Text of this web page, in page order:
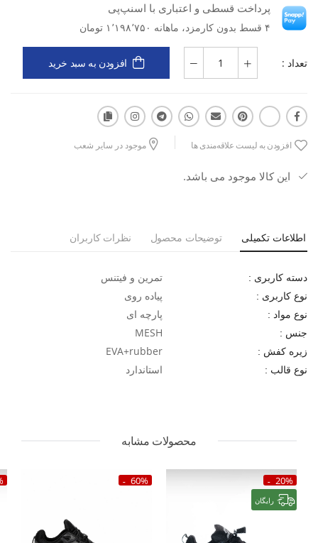
مناسب پیاده‌روی، تمرینات سبک و استفاده روزانه
طراحی سبک، منعطف و راحت
قالب استاندارد با فیت متعادل
پرداخت قسطی و اعتباری با اسنپ‌پی
۴ قسط بدون کارمزد، ماهانه ۱٬۱۹۸٬۷۵۰ تومان
تعداد : افزودن به سبد خرید
افزودن به لیست علاقه‌مندی ها موجود در سایر شعب
این کالا موجود می باشد.
اطلاعات تکمیلی توضیحات محصول نظرات کاربران
دسته کاربری : تمرین و فیتنس
نوع کاربری : پیاده روی
نوع مواد : پارچه ای
جنس : MESH
زیره کفش : EVA+rubber
نوع قالب : استاندارد
محصولات مشابه
20%
رایگان
60%